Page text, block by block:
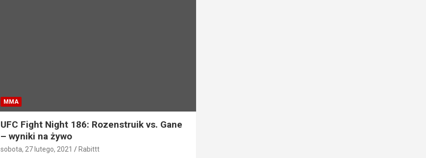
MMA
UFC Fight Night 186: Rozenstruik vs. Gane
– wyniki na żywo
sobota, 27 lutego, 2021 Rabittt